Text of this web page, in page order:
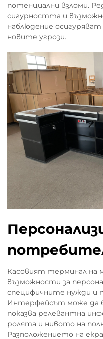
потенциални взломи.
сигурността и
наблюдение
новите угрози.
Касовият терминал на
възможности за
специфичните нужди и
Интерфейсът може да
показва релевантна
ролята и нивото на
Разположението на